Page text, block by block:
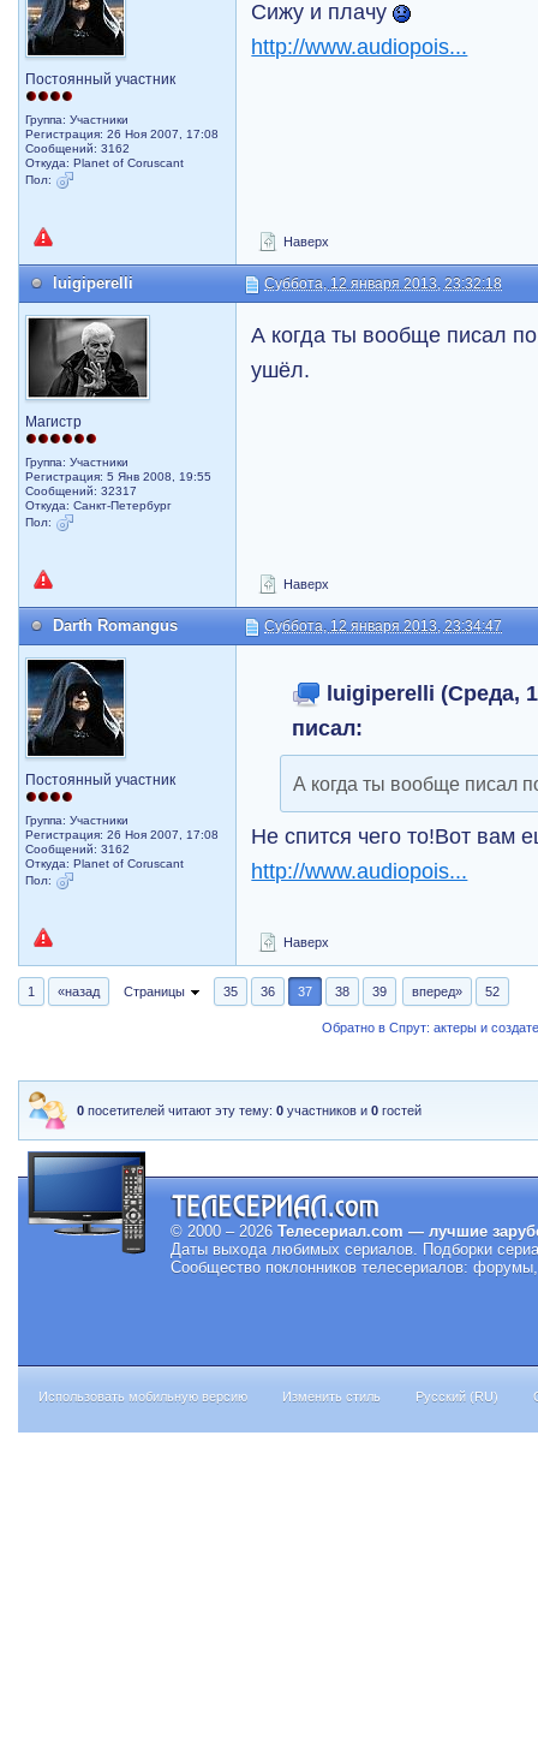
Постоянный участник
Группа: Участники
Регистрация: 26 Ноя 2007, 17:08
Сообщений: 3162
Откуда: Planet of Coruscant
Пол:
Сижу и плачу
http://www.audiopois...
Наверх
luigiperelli Суббота, 12 января 2013, 23:32:18
Магистр
Группа: Участники
Регистрация: 5 Янв 2008, 19:55
Сообщений: 32317
Откуда: Санкт-Петербург
Пол:
А когда ты вообще писал
ушёл.
Наверх
Darth Romangus Суббота, 12 января 2013, 23:34:47
Постоянный участник
Группа: Участники
Регистрация: 26 Ноя 2007, 17:08
Сообщений: 3162
Откуда: Planet of Coruscant
Пол:
luigiperelli (Среда,
писал:
А когда ты вообще писал
Не спится чего то!Вот вам
http://www.audiopois...
Наверх
1 «назад Страницы 35 36 37 38 39 вперед» 52
Обратно в Спрут: актеры и
0 посетителей читают эту тему:0 участников и0 гостей
© 2000 – 2026 Телесериал.com — лучшие
Даты выхода любимых сериалов. Подборки
Сообщество поклонников телесериалов:
Использовать мобильную версию Изменить стиль Русский (RU)